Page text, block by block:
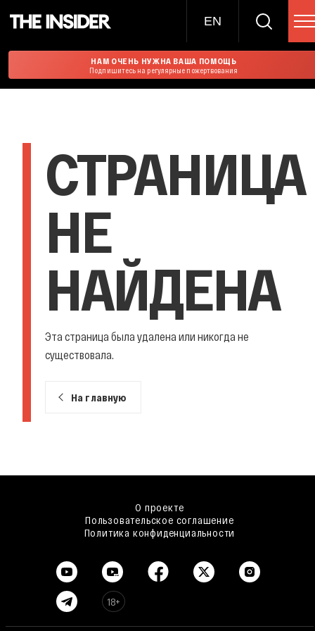
EN
НАМ ОЧЕНЬ НУЖНА ВАША ПОМОЩЬ
Подпишитесь на регулярные пожертвования
СТРАНИЦА
НЕ
НАЙДЕНА
Эта страница была удалена или никогда не
существовала.
На главную
О проекте
Пользовательское соглашение
Политика конфиденциальности
18+